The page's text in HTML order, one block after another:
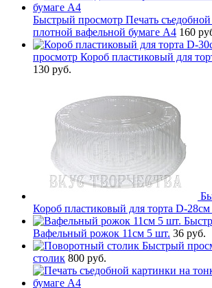
Быстрый просмотр Печать
плотной вафельной бумаге А4 160
просмотр Короб пластиковый для
130 руб.
Короб пластиковый для торта D-
Вафельный рожок 11см 5 шт. 36 руб.
Быстрый
столик 800 руб.